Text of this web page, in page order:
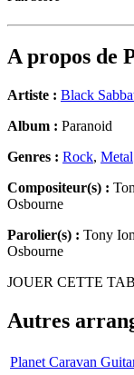
A propos de
Artiste : Black
Album : Paranoid
Genres : Rock, Metal
Compositeur(s) :
Osbourne
Parolier(s) : Tony
Osbourne
JOUER CETTE
Autres
Planet Caravan